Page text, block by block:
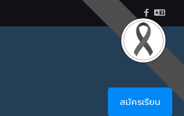
สมัครเรียน